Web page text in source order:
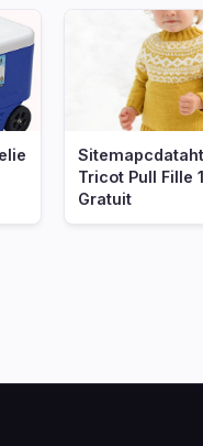
Tricot Pull Fille
Gratuit